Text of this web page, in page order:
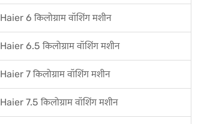
Haier 6 किलोग्राम वॉशिंग मशीन
Haier 6.5 किलोग्राम वॉशिंग मशीन
Haier 7 किलोग्राम वॉशिंग मशीन
Haier 7.5 किलोग्राम वॉशिंग मशीन